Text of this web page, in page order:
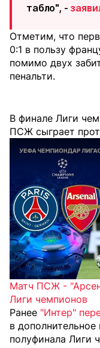
табло", -
Отметим, что
0:1 в пользу
помимо двух
пенальти.
В финале Лиги
ПСЖ сыграет
Матч ПСЖ -
Лиги чемпионов
Ранее "Интер"
в
полуфинала Лиги